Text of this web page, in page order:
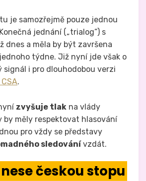
je samozřejmě pouze jednou
jednání („trialog”) s
dnes a měla by být završena
týdne. Již nyní jde však o
i pro dlouhodobou verzi
.
zvyšuje tlak na vlády
by měly respektovat hlasování
pro vždy se představy
sledovánívzdát.
českou stopu